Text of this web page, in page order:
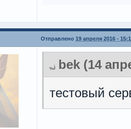
Отправлено 19 апреля 2016 -
bek (14
тестовый